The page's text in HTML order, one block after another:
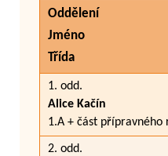
Oddělení
Jméno
Třída
1. odd.
Alice Kačín
1.A + část přípravného
2. odd.